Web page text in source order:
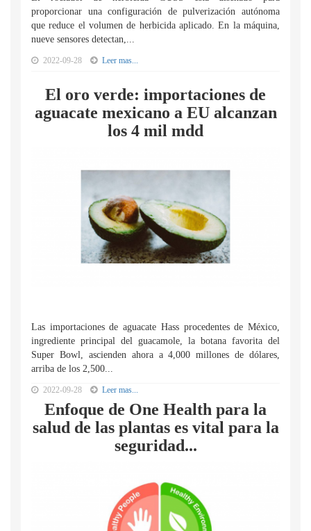
proporcionar una configuración de pulverización autónoma
que reduce el volumen de herbicida aplicado. En la máquina,
nueve sensores detectan,...
2022-09-28 Leer mas...
El oro verde: importaciones de
aguacate mexicano a EU alcanzan
los 4 mil mdd
Las importaciones de aguacate Hass procedentes de México,
ingrediente principal del guacamole, la botana favorita del
Super Bowl, ascienden ahora a 4,000 millones de dólares,
arriba de los 2,500...
2022-09-28 Leer mas...
Enfoque de One Health para la
salud de las plantas es vital para la
seguridad...